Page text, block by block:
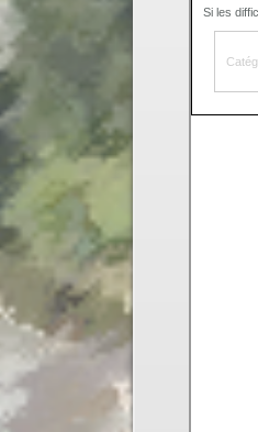
pour déposer votre
demande
d’urbanisme
et de démolir,
d’urbanisme) avec les
de réception
dossier qu’un dépôt par
papier.
téléservice, destiné aux
aux professionnels,
les pièces de votre dossier
en ligne,
vous soyez, dans le cadre
simplifiée.
demandes en de multiples
plis en recommandé avec
de réception